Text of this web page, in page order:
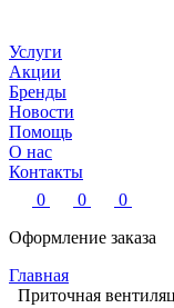
Услуги
Акции
Бренды
Новости
Помощь
О нас
Контакты
0
0
0
Оформление заказа
Главная
Приточная